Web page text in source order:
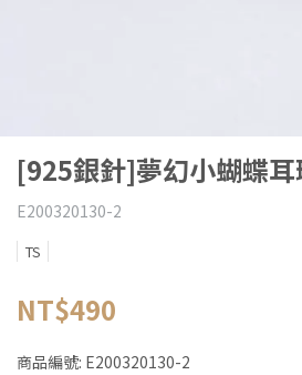
[925銀針]夢幻小蝴蝶
E200320130-2
TS
NT$490
商品編號: E200320130-2